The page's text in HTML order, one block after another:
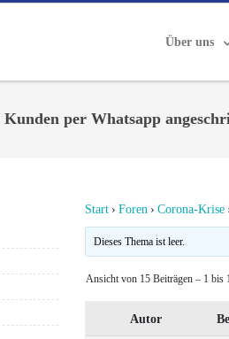
Über uns
per Whatsapp
Start › Foren › Corona-Krise
Dieses Thema ist leer.
Ansicht von 15 Beiträgen – 1 bis
Autor